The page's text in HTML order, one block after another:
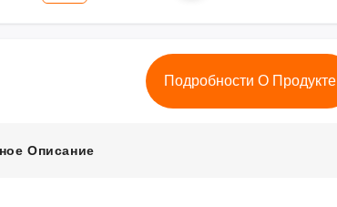
Подробности О Продукте
Описание